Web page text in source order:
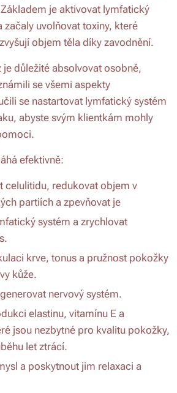
je aktivovat lymfatický
začaly uvolňovat toxiny, které
objem těla díky zavodnění.
důležité absolvovat osobně,
se všemi aspekty
se nastartovat lymfatický systém
abyste svým klientkám mohly
efektivně:
celulitidu, redukovat objem v
partiích a zpevňovat je
systém a zrychlovat
krve, tonus a pružnost pokožky
kůže.
nervový systém.
elastinu, vitamínu E a
jsou nezbytné pro kvalitu pokožky,
let ztrácí.
a poskytnout jim relaxaci a